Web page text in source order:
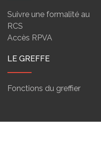
Suivre une formalité au
RCS
Accès RPVA
LE GREFFE
Fonctions du greffier